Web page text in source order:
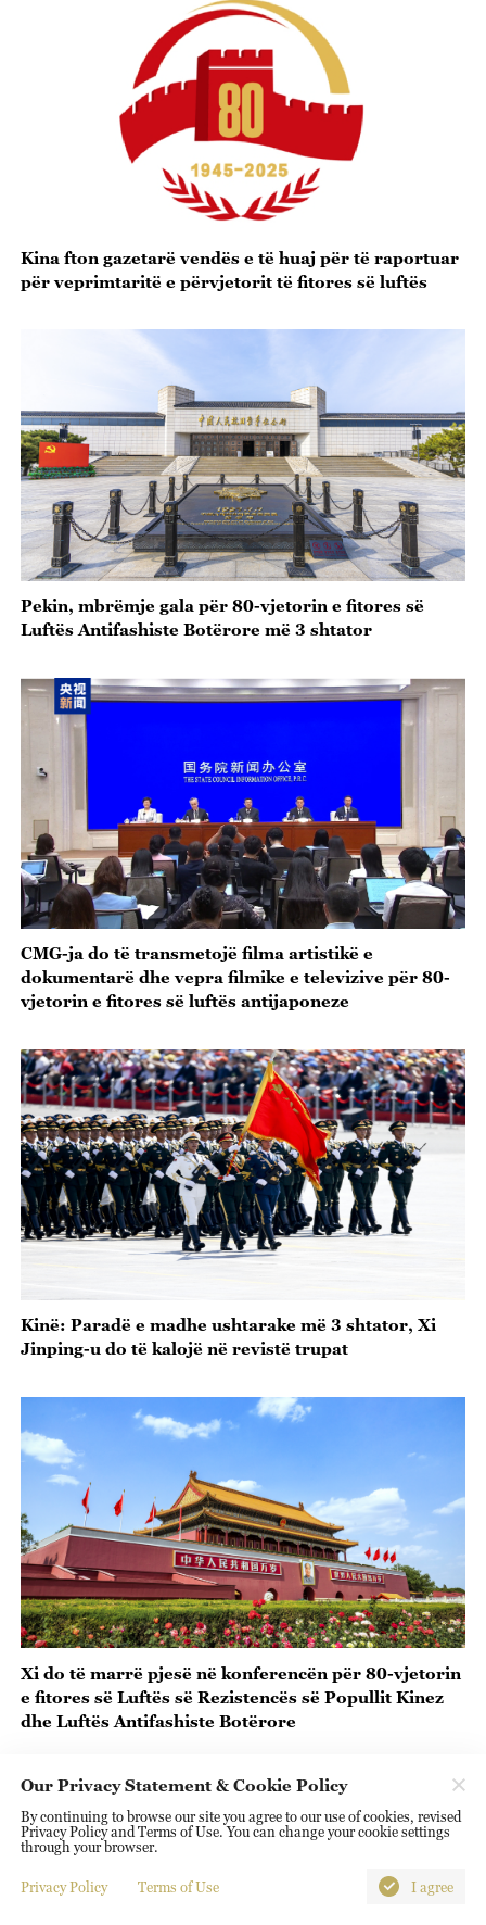
Kina fton gazetarë vendës e të huaj për të raportuar
për veprimtaritë e përvjetorit të fitores së luftës
Pekin, mbrëmje gala për 80-vjetorin e fitores së
Luftës Antifashiste Botërore më 3 shtator
CMG-ja do të transmetojë filma artistikë e
dokumentarë dhe vepra filmike e televizive për 80-
vjetorin e fitores së luftës antijaponeze
Kinë: Paradë e madhe ushtarake më 3 shtator, Xi
Jinping-u do të kalojë në revistë trupat
Xi do të marrë pjesë në konferencën për 80-vjetorin
e fitores së Luftës së Rezistencës së Popullit Kinez
dhe Luftës Antifashiste Botërore
Our Privacy Statement & Cookie Policy
By continuing to browse our site you agree to our use of cookies, revised
Privacy Policy and Terms of Use. You can change your cookie settings
through your browser.
Privacy Policy Terms of Use I agree